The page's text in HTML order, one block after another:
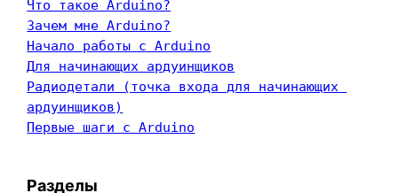
Что такое Arduino?
Зачем мне Arduino?
Начало работы с Arduino
Для начинающих ардуинщиков
Радиодетали (точка входа для начинающих
ардуинщиков)
Первые шаги с Arduino
Разделы